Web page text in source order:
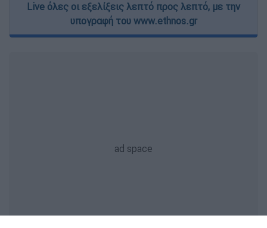
Live όλες οι εξελίξεις λεπτό προς λεπτό, με την
υπογραφή του www.ethnos.gr